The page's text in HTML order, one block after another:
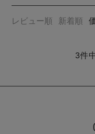
レビュー順 新着順
3件